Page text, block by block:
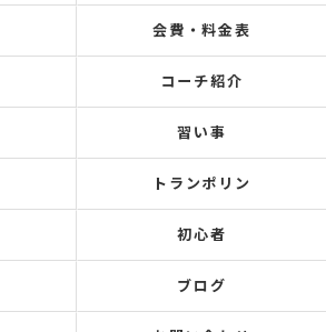
会費・料金表
コーチ紹介
習い事
トランポリン
初心者
ブログ